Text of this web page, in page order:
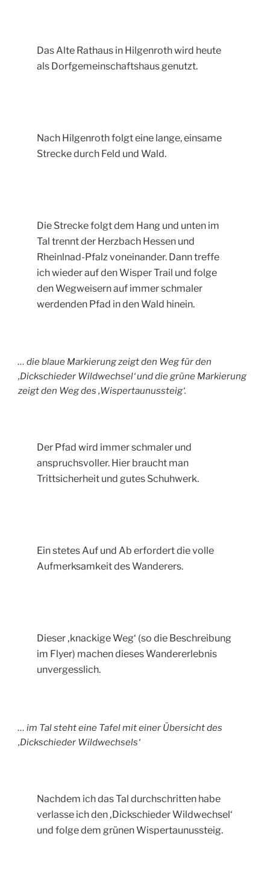
Das Alte Rathaus in Hilgenroth wird heute
als Dorfgemeinschaftshaus genutzt.
Nach Hilgenroth folgt eine lange, einsame
Strecke durch Feld und Wald.
Die Strecke folgt dem Hang und unten im
Tal trennt der Herzbach Hessen und
Rheinlnad-Pfalz voneinander. Dann treffe
ich wieder auf den Wisper Trail und folge
den Wegweisern auf immer schmaler
werdenden Pfad in den Wald hinein.
… die blaue Markierung zeigt den Weg für den
‚Dickschieder Wildwechsel‘ und die grüne Markierung
zeigt den Weg des ‚Wispertaunussteig‘.
Der Pfad wird immer schmaler und
anspruchsvoller. Hier braucht man
Trittsicherheit und gutes Schuhwerk.
Ein stetes Auf und Ab erfordert die volle
Aufmerksamkeit des Wanderers.
Dieser ‚knackige Weg‘ (so die Beschreibung
im Flyer) machen dieses Wandererlebnis
unvergesslich.
… im Tal steht eine Tafel mit einer Übersicht des
‚Dickschieder Wildwechsels‘
Nachdem ich das Tal durchschritten habe
verlasse ich den ‚Dickschieder Wildwechsel‘
und folge dem grünen Wispertaunussteig.